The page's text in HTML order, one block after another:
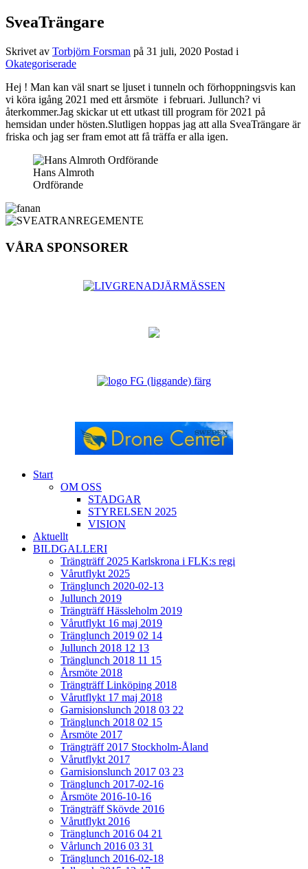
SveaTrängare
Skrivet av Torbjörn Forsman på 31 juli, 2020 Postad i
Okategoriserade
Hej ! Man kan väl snart se ljuset i tunneln och förhoppningsvis kan
vi köra igång 2021 med ett årsmöte i februari. Jullunch? vi
återkommer.Jag skickar ut ett utkast till program för 2021 på
hemsidan under hösten.Slutligen hoppas jag att alla SveaTrängare är
friska och jag ser fram emot att få träffa er alla igen.
Hans Almroth
Ordförande
VÅRA SPONSORER
Start
OM OSS
STADGAR
STYRELSEN 2025
VISION
Aktuellt
BILDGALLERI
Trängträff 2025 Karlskrona i FLK:s regi
Vårutflykt 2025
Tränglunch 2020-02-13
Jullunch 2019
Trängträff Hässleholm 2019
Vårutflykt 16 maj 2019
Tränglunch 2019 02 14
Jullunch 2018 12 13
Tränglunch 2018 11 15
Årsmöte 2018
Trängträff Linköping 2018
Vårutflykt 17 maj 2018
Garnisionslunch 2018 03 22
Tränglunch 2018 02 15
Årsmöte 2017
Trängträff 2017 Stockholm-Åland
Vårutflykt 2017
Garnisionslunch 2017 03 23
Tränglunch 2017-02-16
Årsmöte 2016-10-16
Trängträff Skövde 2016
Vårutflykt 2016
Tränglunch 2016 04 21
Vårlunch 2016 03 31
Tränglunch 2016-02-18